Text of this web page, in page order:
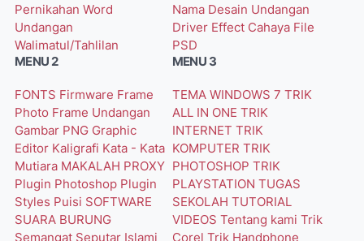
Pernikahan Word
Undangan
Walimatul/Tahlilan
Nama Desain Undangan
Driver Effect Cahaya File
PSD
MENU 2
FONTS Firmware Frame
Photo Frame Undangan
Gambar PNG Graphic
Editor Kaligrafi Kata - Kata
Mutiara MAKALAH PROXY
Plugin Photoshop Plugin
Styles Puisi SOFTWARE
SUARA BURUNG
Semangat Seputar Islami
MENU 3
TEMA WINDOWS 7 TRIK
ALL IN ONE TRIK
INTERNET TRIK
KOMPUTER TRIK
PHOTOSHOP TRIK
PLAYSTATION TUGAS
SEKOLAH TUTORIAL
VIDEOS Tentang kami Trik
Corel Trik Handphone